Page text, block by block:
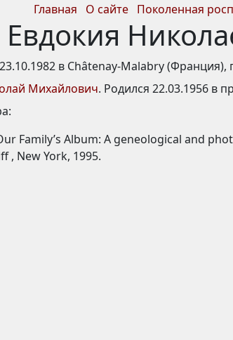
Главная О сайте Поколенная
Евдокия
в Châtenay-Malabry (Франция),
Михайлович. Родился 22.03.1956 в
Family’s Album: A geneological and
, New York, 1995.